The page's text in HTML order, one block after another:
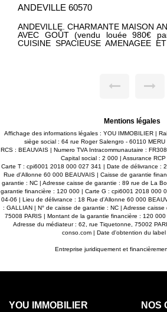
POTENTIEL ET HABITABLE
BELLE PIECE DE VIE AVEC
INDEPENDANTE, VASTE
Mentions légales
Affichage des informations légales : YOU IMMOBILIER |
siège social : 64 rue Roger Salengro - 60110 MERU
RCS : BEAUVAIS | Numero TVA Intracommunautaire :
Capital social : 2 000 | Assurance RCP
Carte T : cpi6001 2018 000 027 341 | Date de délivrance :
Rue d'Allonne 60 000 BEAUVAIS | Caisse de garantie
garantie : NC | Adresse caisse de garantie : 89 rue de La
garantie financière : 120 000 | Carte G : cpi6001 2018 000
04-06 | Lieu de délivrance : 18 Rue d'Allonne 60 000
: GALLIAN | N° de caisse de garantie : NC | Adresse
75008 PARIS | Montant de la garantie financière : 120 000
Adresse du médiateur : 62, rue Tiquetonne, 75002
conso.com| Date d'obtention du label
Entreprise juridiquement et
YOU IMMOBILIER NOS